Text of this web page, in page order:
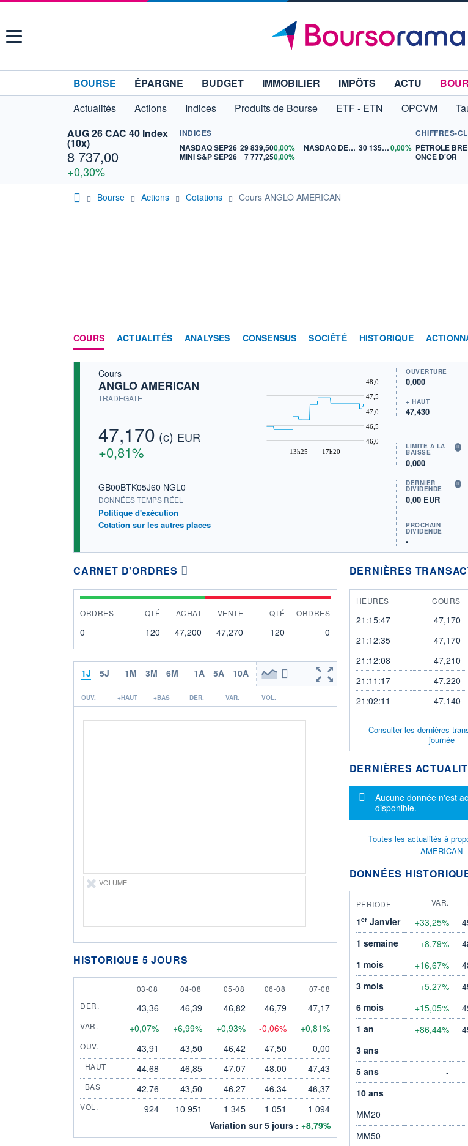
Menu
BOURSE ÉPARGNE BUDGET IMMOBILIER IMPÔTS ACTU
Actualités
Actions Indices Produits de Bourse ETF - ETN OPCVM
AUG 26 CAC 40 Index
(10x)
8 737,00
+0,30%
INDICES
NASDAQ SEP26 29 839,500,00%
MINI S&P SEP26
7 777,250,00%
NASDAQ DEC26 30 135,000,00%
CHIFFRES-
ONCE D'OR
Bourse Actions Cotations Cours ANGLO AMERICAN
COURS ACTUALITÉS ANALYSES CONSENSUS SOCIÉTÉ HISTORIQUE
Cours
ANGLO AMERICAN
TRADEGATE
47,170 (c) EUR
+0,81%
GB00BTK05J60 NGL0
DONNÉES TEMPS RÉEL
Politique d'exécution
Cotation sur les autres places
13h25 17h20
46,0
46,5
47,0
47,5
48,0
OUVERTURE
0,000
+ HAUT
47,430
LIMITE À LA
BAISSE
0,000
DERNIER
DIVIDENDE
0,00 EUR
PROCHAIN
DIVIDENDE
-
CARNET D'ORDRES
ORDRES QTÉ ACHAT VENTE QTÉ ORDRES
0 120 47,200 47,270 120 0
1J 5J 1M 3M 6M 1A 5A 10A
OUV. +HAUT +BAS DER. VAR. VOL.
VOLUME
HISTORIQUE 5 JOURS
3 AUGUST
03-08 4 AUGUST
04-08 5 AUGUST
05-08 6 AUGUST
06-08 7 AUGUST
07-08
DER.
43,36 46,39 46,82 46,79 47,17
VAR. +0,07% +6,99% +0,93% -0,06% +0,81%
OUV. 43,91 43,50 46,42 47,50 0,00
+HAUT 44,68 46,85 47,07 48,00 47,43
+BAS 42,76 43,50 46,27 46,34 46,37
VOL. 924 10 951 1 345 1 051
1 094
Variation sur 5 jours : +8,79%
DERNIÈRES
HEURES COURS
21:15:47 47,170
21:12:35
47,170
21:12:08
47,210
21:11:17
47,220
21:02:11
47,140
Consulter les dernières
journée
DERNIÈRES
Message
Aucune donnée n'est
disponible.
Toutes les actualités à
AMERICAN
DONNÉES
PÉRIODE VAR. +
1erJanvier +33,25%
1 semaine
+8,79%
1 mois
+16,67%
3 mois
+5,27%
6 mois
+15,05%
1 an
+86,44%
3 ans
-
5 ans
-
10 ans
-
MM20
MM50